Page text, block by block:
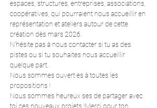
espaces, structures, entreprises, associations,
coopératives, qui pourraient nous accueillir en
représentation et ateliers autour de cette
création dès mars 2026.
N'hésite pas à nous contacter si tu as des
pistes ou si tu souhaites nous accueillir
quelque part.
Nous sommes ouvert·es à toutes les
propositions !
Nous sommes heureux·ses de partager avec
toi ces nouveaux projets !Merci pour ton